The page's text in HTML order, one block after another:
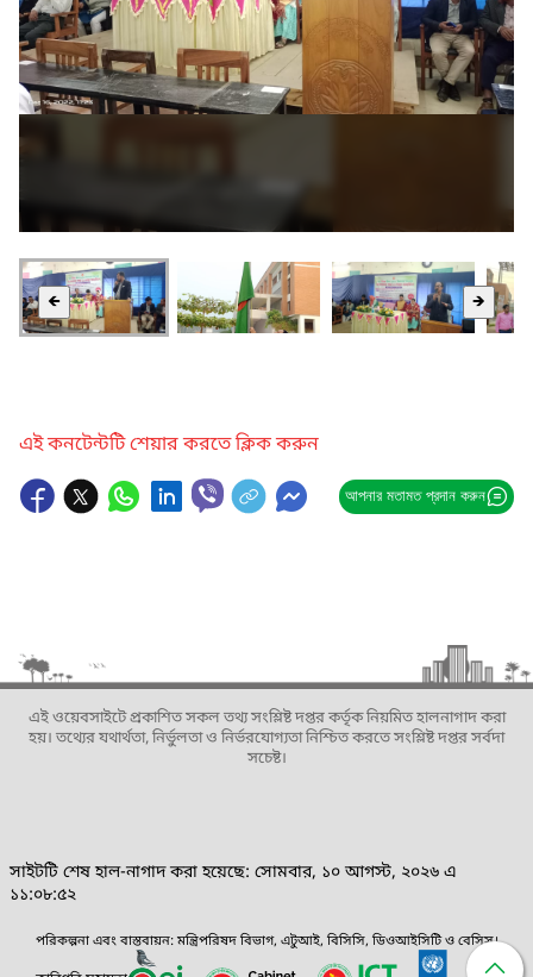
🡸 🡺
এই কনটেন্টটি শেয়ার করতে ক্লিক করুন
আপনার মতামত প্রদান করুন
এই ওয়েবসাইটে প্রকাশিত সকল তথ্য সংশ্লিষ্ট দপ্তর কর্তৃক নিয়মিত হালনাগাদ করা
হয়। তথ্যের যথার্থতা, নির্ভুলতা ও নির্ভরযোগ্যতা নিশ্চিত করতে সংশ্লিষ্ট দপ্তর সর্বদা
সচেষ্ট।
সাইটটি শেষ হাল-নাগাদ করা হয়েছে: সোমবার, ১০ আগস্ট, ২০২৬ এ
১১:০৮:৫২
পরিকল্পনা এবং বাস্তবায়ন: মন্ত্রিপরিষদ বিভাগ, এটুআই, বিসিসি, ডিওআইসিটি ও বেসিস।